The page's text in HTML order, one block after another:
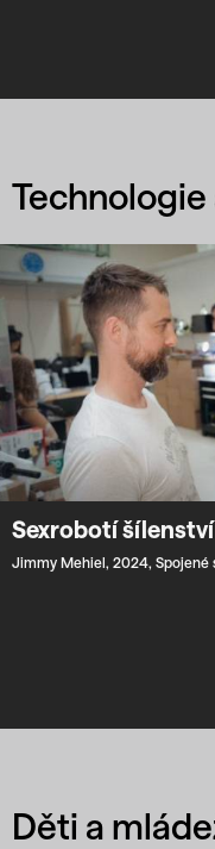
Sexrobotí šílenství
Jimmy Mehiel, 2024, Spojené
Děti a